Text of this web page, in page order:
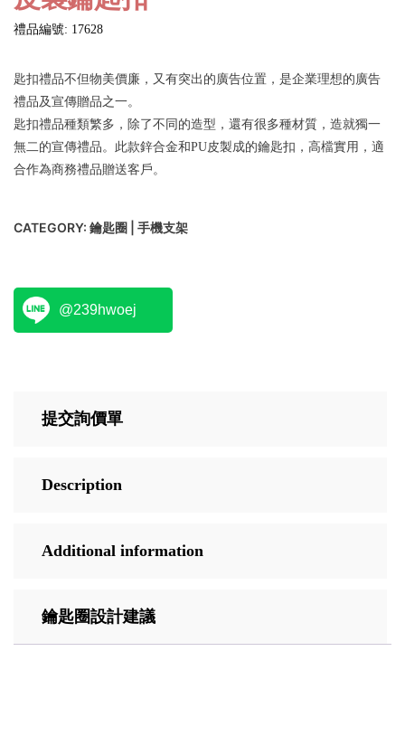
禮品編號: 17628
匙扣禮品不但物美價廉，又有突出的廣告位置，是企業理想的廣告
禮品及宣傳贈品之一。
匙扣禮品種類繁多，除了不同的造型，還有很多種材質，造就獨一
無二的宣傳禮品。此款鋅合金和PU皮製成的鑰匙扣，高檔實用，適
合作為商務禮品贈送客戶。
CATEGORY: 鑰匙圈 | 手機支架
@239hwoej
提交詢價單
Description
Additional information
鑰匙圈設計建議